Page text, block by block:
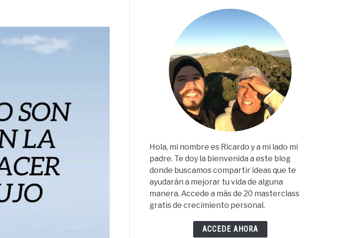
Hola, mi nombre es Ricardo y a mi lado mi
padre. Te doy la bienvenida a este blog
donde buscamos compartir ideas que te
ayudarán a mejorar tu vida de alguna
manera. Accede a más de 20 masterclass
gratis de crecimiento personal.
ACCEDE AHORA